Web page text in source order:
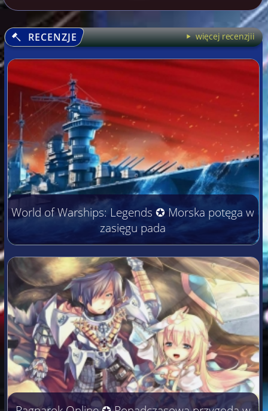
RECENZJE więcej recenzjii
World of Warships: Legends ✪ Morska potęga w
zasięgu pada